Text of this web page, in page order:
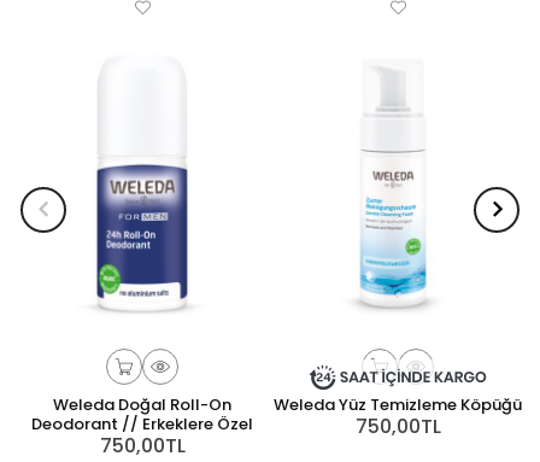
Weleda Doğal Roll-On
Deodorant // Erkeklere Özel
750,00TL
Weleda Yüz Temizleme Köpüğü
750,00TL